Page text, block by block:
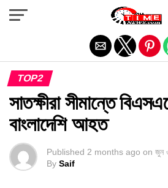
TOP2
সাতক্ষীরা সীমান্তে
বাংলাদেশি আহত
Published 2 months ago on জুন
By Saif
Exit mobile